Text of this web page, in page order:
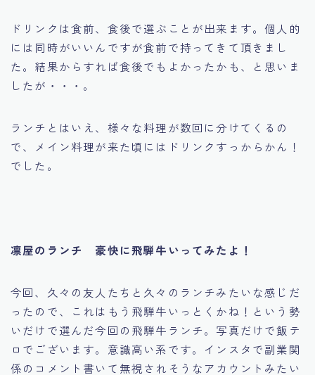
ドリンクは食前、食後で選ぶことが出来ます。個人的
には同時がいいんですが食前で持ってきて頂きまし
た。結果からすれば食後でもよかったかも、と思いま
したが・・・。
ランチとはいえ、様々な料理が数回に分けてくるの
で、メイン料理が来た頃にはドリンクすっからかん！
でした。
凛屋のランチ 豪快に飛騨牛いってみたよ！
今回、久々の友人たちと久々のランチみたいな感じだ
ったので、これはもう飛騨牛いっとくかね！という勢
いだけで選んだ今回の飛騨牛ランチ。写真だけで飯テ
ロでございます。意識高い系です。インスタで副業関
係のコメント書いて無視されそうなアカウントみたい